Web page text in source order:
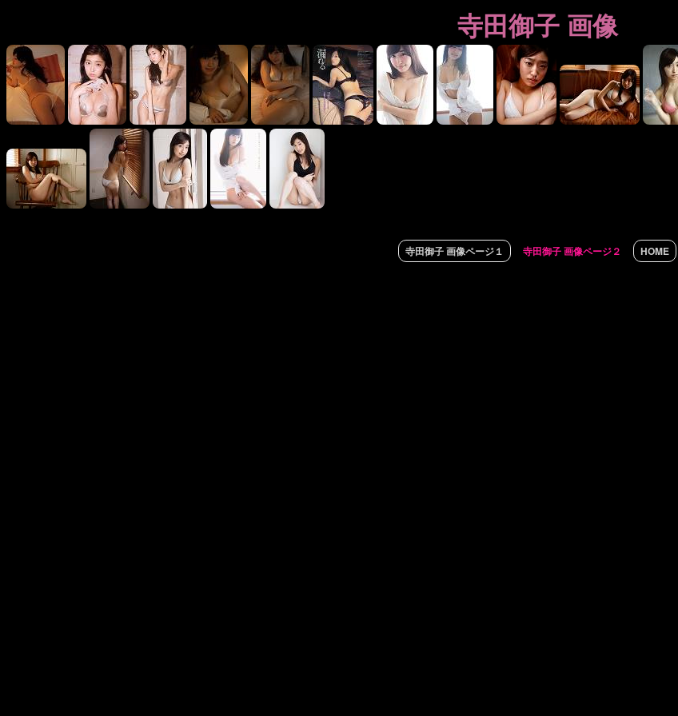
寺田御子 画像
寺田御子 画像ページ１ 寺田御子 画像ページ２ HOME